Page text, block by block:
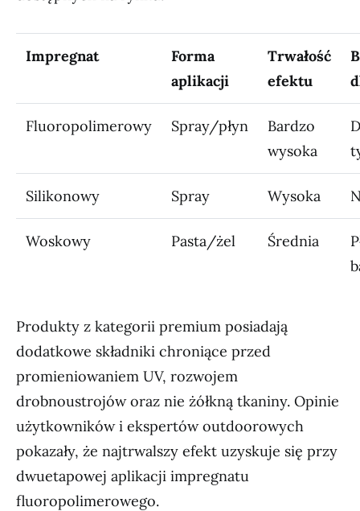
Impregnat
Forma
aplikacji
Trwałość
efektu
Fluoropolimerowy Spray/płyn
Bardzo
wysoka
Silikonowy Spray Wysoka
Woskowy Pasta/żel Średnia
Produkty z kategorii premium posiadają
dodatkowe składniki chroniące przed
promieniowaniem UV, rozwojem
drobnoustrojów oraz nie żółkną tkaniny. Opinie
użytkowników i ekspertów outdoorowych
pokazały, że najtrwalszy efekt uzyskuje się przy
dwuetapowej aplikacji impregnatu
fluoropolimerowego.